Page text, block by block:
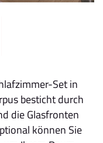
Set in
besticht durch
die Glasfronten
können Sie